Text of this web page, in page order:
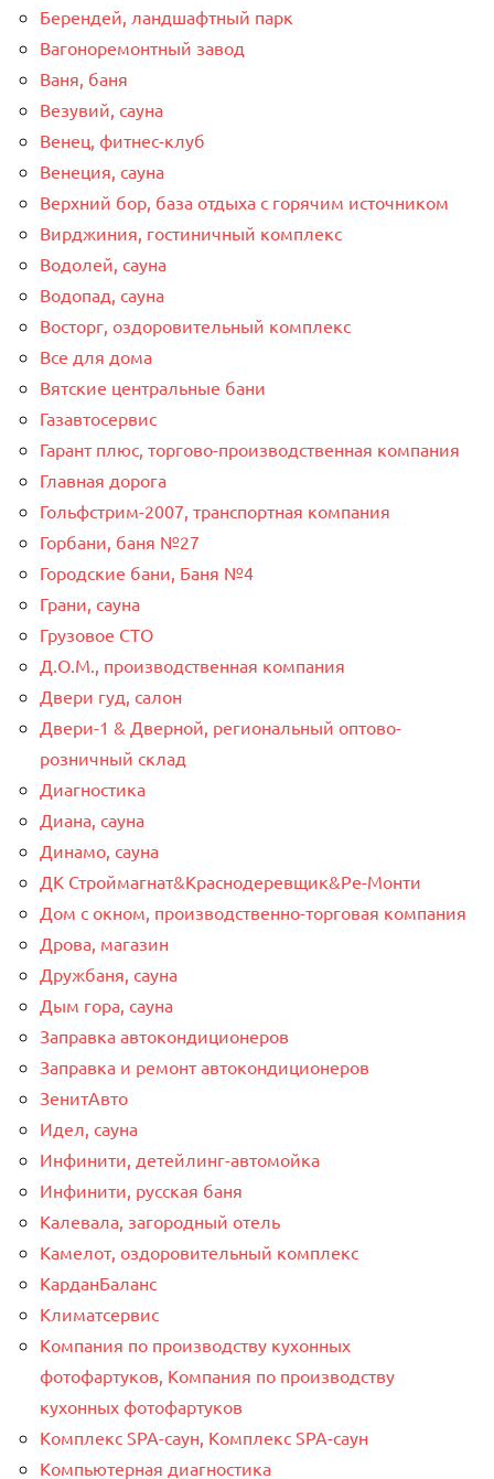
Берендей, ландшафтный парк
Вагоноремонтный завод
Ваня, баня
Везувий, сауна
Венец, фитнес-клуб
Венеция, сауна
Верхний бор, база отдыха с горячим источником
Вирджиния, гостиничный комплекс
Водолей, сауна
Водопад, сауна
Восторг, оздоровительный комплекс
Все для дома
Вятские центральные бани
Газавтосервис
Гарант плюс, торгово-производственная компания
Главная дорога
Гольфстрим-2007, транспортная компания
Горбани, баня №27
Городские бани, Баня №4
Грани, сауна
Грузовое СТО
Д.О.М., производственная компания
Двери гуд, салон
Двери-1 & Дверной, региональный оптово-
розничный склад
Диагностика
Диана, сауна
Динамо, сауна
ДК Строймагнат&Краснодеревщик&Ре-Монти
Дом с окном, производственно-торговая компания
Дрова, магазин
Дружбаня, сауна
Дым гора, сауна
Заправка автокондиционеров
Заправка и ремонт автокондиционеров
ЗенитАвто
Идел, сауна
Инфинити, детейлинг-автомойка
Инфинити, русская баня
Калевала, загородный отель
Камелот, оздоровительный комплекс
КарданБаланс
Климатсервис
Компания по производству кухонных
фотофартуков, Компания по производству
кухонных фотофартуков
Комплекс SPA-саун, Комплекс SPA-саун
Компьютерная диагностика